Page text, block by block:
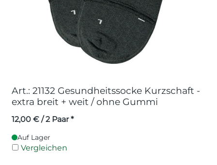
Art.: 21132 Gesundheitssocke Kurzschaft -
extra breit + weit / ohne Gummi
12,00 € / 2 Paar *
Auf Lager
Vergleichen